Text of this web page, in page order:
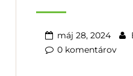
máj 28, 2024
0 komentárov